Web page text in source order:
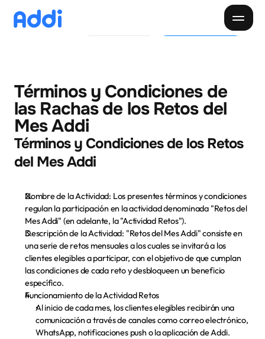
Inicio
Descubre Addi
Creditos
Nuestra app
Sobre Addi
Términos y Condiciones de
las Rachas de los Retos del
Mes Addi
Términos y Condiciones de los Retos
del Mes Addi
Nombre de la Actividad: Los presentes términos y condiciones
regulan la participación en la actividad denominada "Retos del
Mes Addi" (en adelante, la "Actividad Retos").
Descripción de la Actividad: "Retos del Mes Addi" consiste en
una serie de retos mensuales a los cuales se invitará a los
clientes elegibles a participar, con el objetivo de que cumplan
las condiciones de cada reto y desbloqueen un beneficio
específico.
Funcionamiento de la Actividad Retos
Al inicio de cada mes, los clientes elegibles recibirán una
comunicación a través de canales como correo electrónico,
WhatsApp, notificaciones push o la aplicación de Addi.